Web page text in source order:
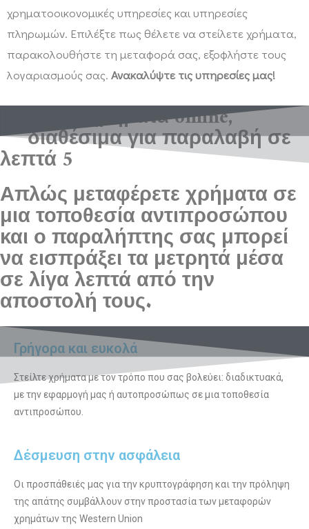
χρηματοοικονομικές υπηρεσίες και υπηρεσίες
πληρωμών. Επιλέξτε πως θέλετε να στείλετε χρήματα,
παρακολουθήστε τη μεταφορά σας, εξοφλήστε τους
λογαριασμούς σας. Ανακαλύψτε τις υπηρεσίες μας!
Στείλτε χρήματα online,
διαθέσιμα για παραλαβή σε
λεπτά 5
Απλώς μεταφέρετε χρήματα σε
μια τοποθεσία αντιπροσώπου
και ο παραλήπτης σας μπορεί
να εισπράξει τα μετρητά μέσα
σε λίγα λεπτά από την
αποστολή τους.
Γρήγορα και ευκολά
Στείλτε χρήματα με τον τρόπο που σας βολεύει: διαδικτυακά,
με την εφαρμογή μας ή αυτοπροσώπως σε μια τοποθεσία
αντιπροσώπου.
Δέσμευση στην ασφάλεια
Οι προσπάθειές μας για την κρυπτογράφηση και την πρόληψη
της απάτης συμβάλλουν στην προστασία των μεταφορών
χρημάτων της Western Union